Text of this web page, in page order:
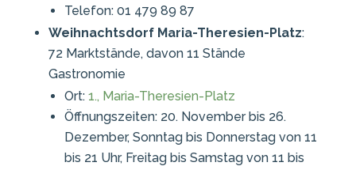
Telefon: 01 479 89 87
Weihnachtsdorf Maria-Theresien-Platz:
72 Marktstände, davon 11 Stände
Gastronomie
Ort: 1., Maria-Theresien-Platz
Öffnungszeiten: 20. November bis 26.
Dezember, Sonntag bis Donnerstag von 11
bis 21 Uhr, Freitag bis Samstag von 11 bis